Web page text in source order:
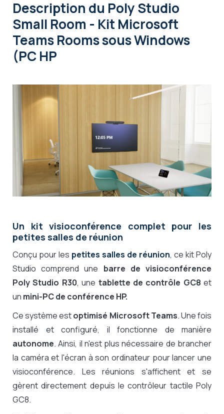
Description du Poly Studio
Small Room - Kit Microsoft
Teams Rooms sous Windows
(PC HP
Un kit visioconférence complet pour les
petites salles de réunion
Conçu pour les petites salles de réunion, ce kit Poly
Studio comprend une barre de visioconférence
Poly Studio R30, une tablette de contrôle GC8 et
un mini-PC de conférence HP.
Ce système estoptimisé Microsoft Teams. Une fois
installé et configuré, il fonctionne de manière
autonome. Ainsi, il n'est plus nécessaire de brancher
la caméra et l'écran à son ordinateur pour lancer une
visioconférence. Les réunions s'affichent et se
gèrent directement depuis le contrôleur tactile Poly
GC8.